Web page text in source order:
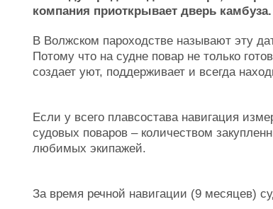
компания приоткрывает дверь камбуза.
В Волжском пароходстве называют эту
Потому что на судне повар не только
создает уют, поддерживает и всегда
Если у всего плавсостава навигация
судовых поваров – количеством
любимых экипажей.
За время речной навигации (9 месяцев)